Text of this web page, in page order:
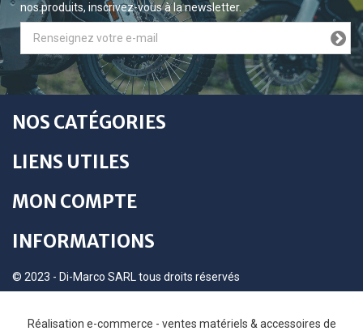
nos produits, inscrivez-vous à la newsletter.
NOS CATÉGORIES
LIENS UTILES
MON COMPTE
INFORMATIONS
© 2023 - Di-Marco SARL tous droits réservés
Réalisation e-commerce - ventes matériels & accessoires de